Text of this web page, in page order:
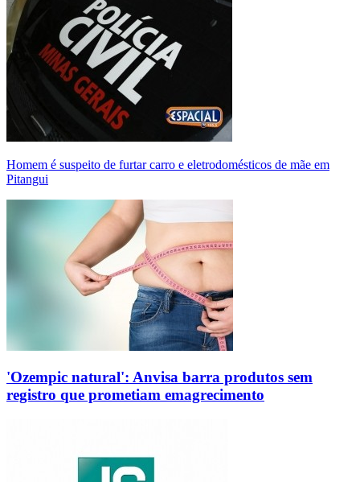
Homem é suspeito de furtar carro e eletrodomésticos de mãe em
Pitangui
'Ozempic natural': Anvisa barra produtos sem
registro que prometiam emagrecimento